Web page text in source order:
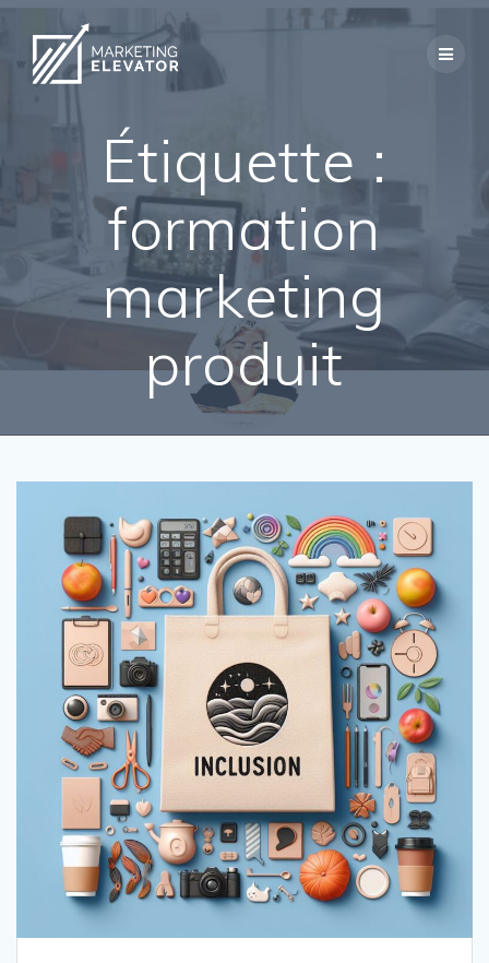
Étiquette :
formation
marketing
produit